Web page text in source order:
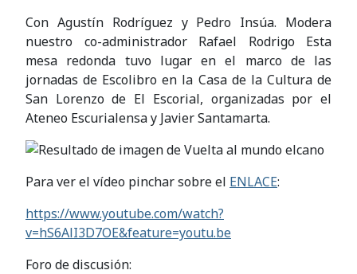
Con Agustín Rodríguez y Pedro Insúa. Modera
nuestro co-administrador Rafael Rodrigo Esta
mesa redonda tuvo lugar en el marco de las
jornadas de Escolibro en la Casa de la Cultura de
San Lorenzo de El Escorial, organizadas por el
Ateneo Escurialensa y Javier Santamarta.
Para ver el vídeo pinchar sobre el ENLACE:
https://www.youtube.com/watch?
v=hS6AlI3D7OE&feature=youtu.be
Foro de discusión: